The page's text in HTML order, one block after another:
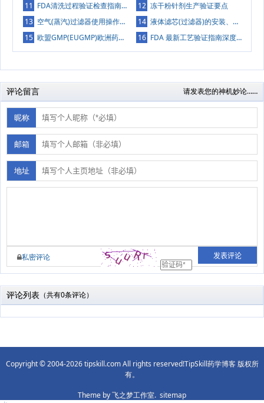
11 FDA清洗过程验证检查指南（中英） 12 冻干粉针剂生产验证要点
13 空气(蒸汽)过滤器使用操作消毒说明 14 液体滤芯(过滤器)的安装、使用和保存方法
15 欧盟GMP(EUGMP)欧洲药品生产和质量管理规范附录15验证和确认 16 FDA 最新工艺验证指南深度解析(三)
评论留言 请发表您的神机妙论……
昵称
邮箱
地址
私密评论
评论列表 （共有0条评论）
Copyright © 2004-2026 tipskill.com All rights reserved!TipSkill药学博客 版权所
有。
Theme by飞之梦工作室. sitemap